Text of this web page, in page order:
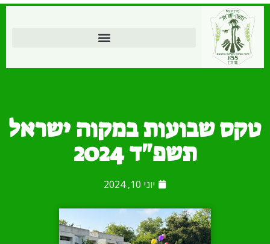
טקס שבועות במקוה ישראל
תשפ"ד 2024
יוני 10, 2024